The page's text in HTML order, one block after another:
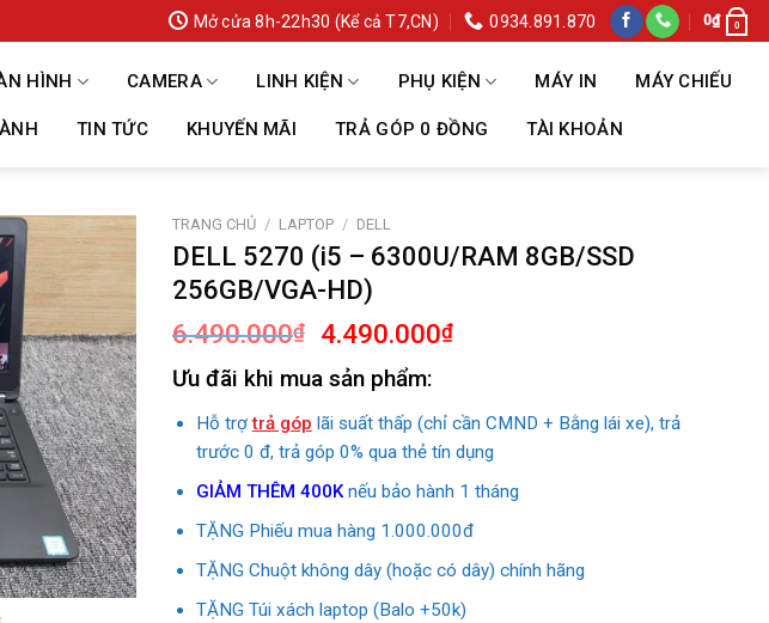
Mở cửa 8h-22h30 (Kể cả T7,CN) 0934.891.870 0₫ 0
HÌNH CAMERA LINH KIỆN PHỤ KIỆN MÁY IN MÁY CHIẾU
TIN TỨC KHUYẾN MÃI TRẢ GÓP 0 ĐỒNG TÀI KHOẢN
TRANG CHỦ / LAPTOP / DELL
DELL 5270 (i5 – 6300U/RAM 8GB/SSD
256GB/VGA-HD)
6.490.000₫
Giá
gốc
là:
6.490.000₫.
4.490.000₫Giá
là:
4.490.000₫.
Ưu đãi khi mua sản phẩm:
Hỗ trợtrả góp lãi suất thấp (chỉ cần CMND + Bằng lái xe), trả
trước 0 đ, trả góp 0% qua thẻ tín dụng
GIẢM THÊM 400Knếu bảo hành 1 tháng
TẶNG Phiếu mua hàng 1.000.000đ
TẶNG Chuột không dây (hoặc có dây) chính hãng
TẶNG Túi xách laptop (Balo +50k)